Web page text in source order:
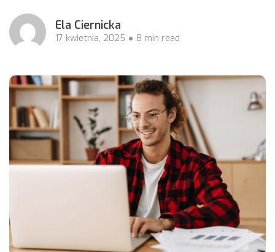
Ela Ciernicka
17 kwietnia, 2025 8 min read